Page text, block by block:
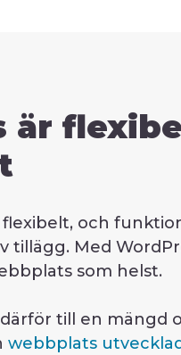
är
och
Med
som helst.
till en mängd
webbplats